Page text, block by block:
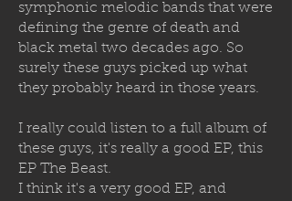
symphonic melodic bands that were
defining the genre of death and
black metal two decades ago. So
surely these guys picked up what
they probably heard in those years.
I really could listen to a full album of
these guys, it's really a good EP, this
EP The Beast.
I think it's a very good EP, and